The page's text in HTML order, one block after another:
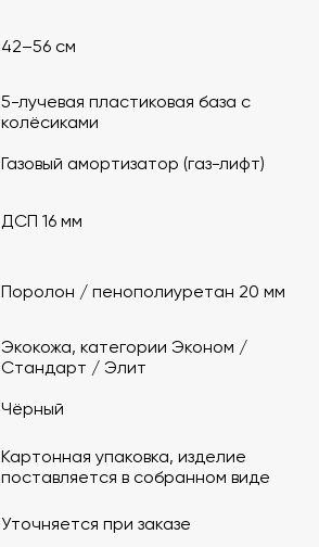
42–56 см
5-лучевая пластиковая база с
колёсиками
Газовый амортизатор (газ-лифт)
ДСП 16 мм
Поролон / пенополиуретан 20 мм
Экокожа, категории Эконом /
Стандарт / Элит
Чёрный
Картонная упаковка, изделие
поставляется в собранном виде
Уточняется при заказе